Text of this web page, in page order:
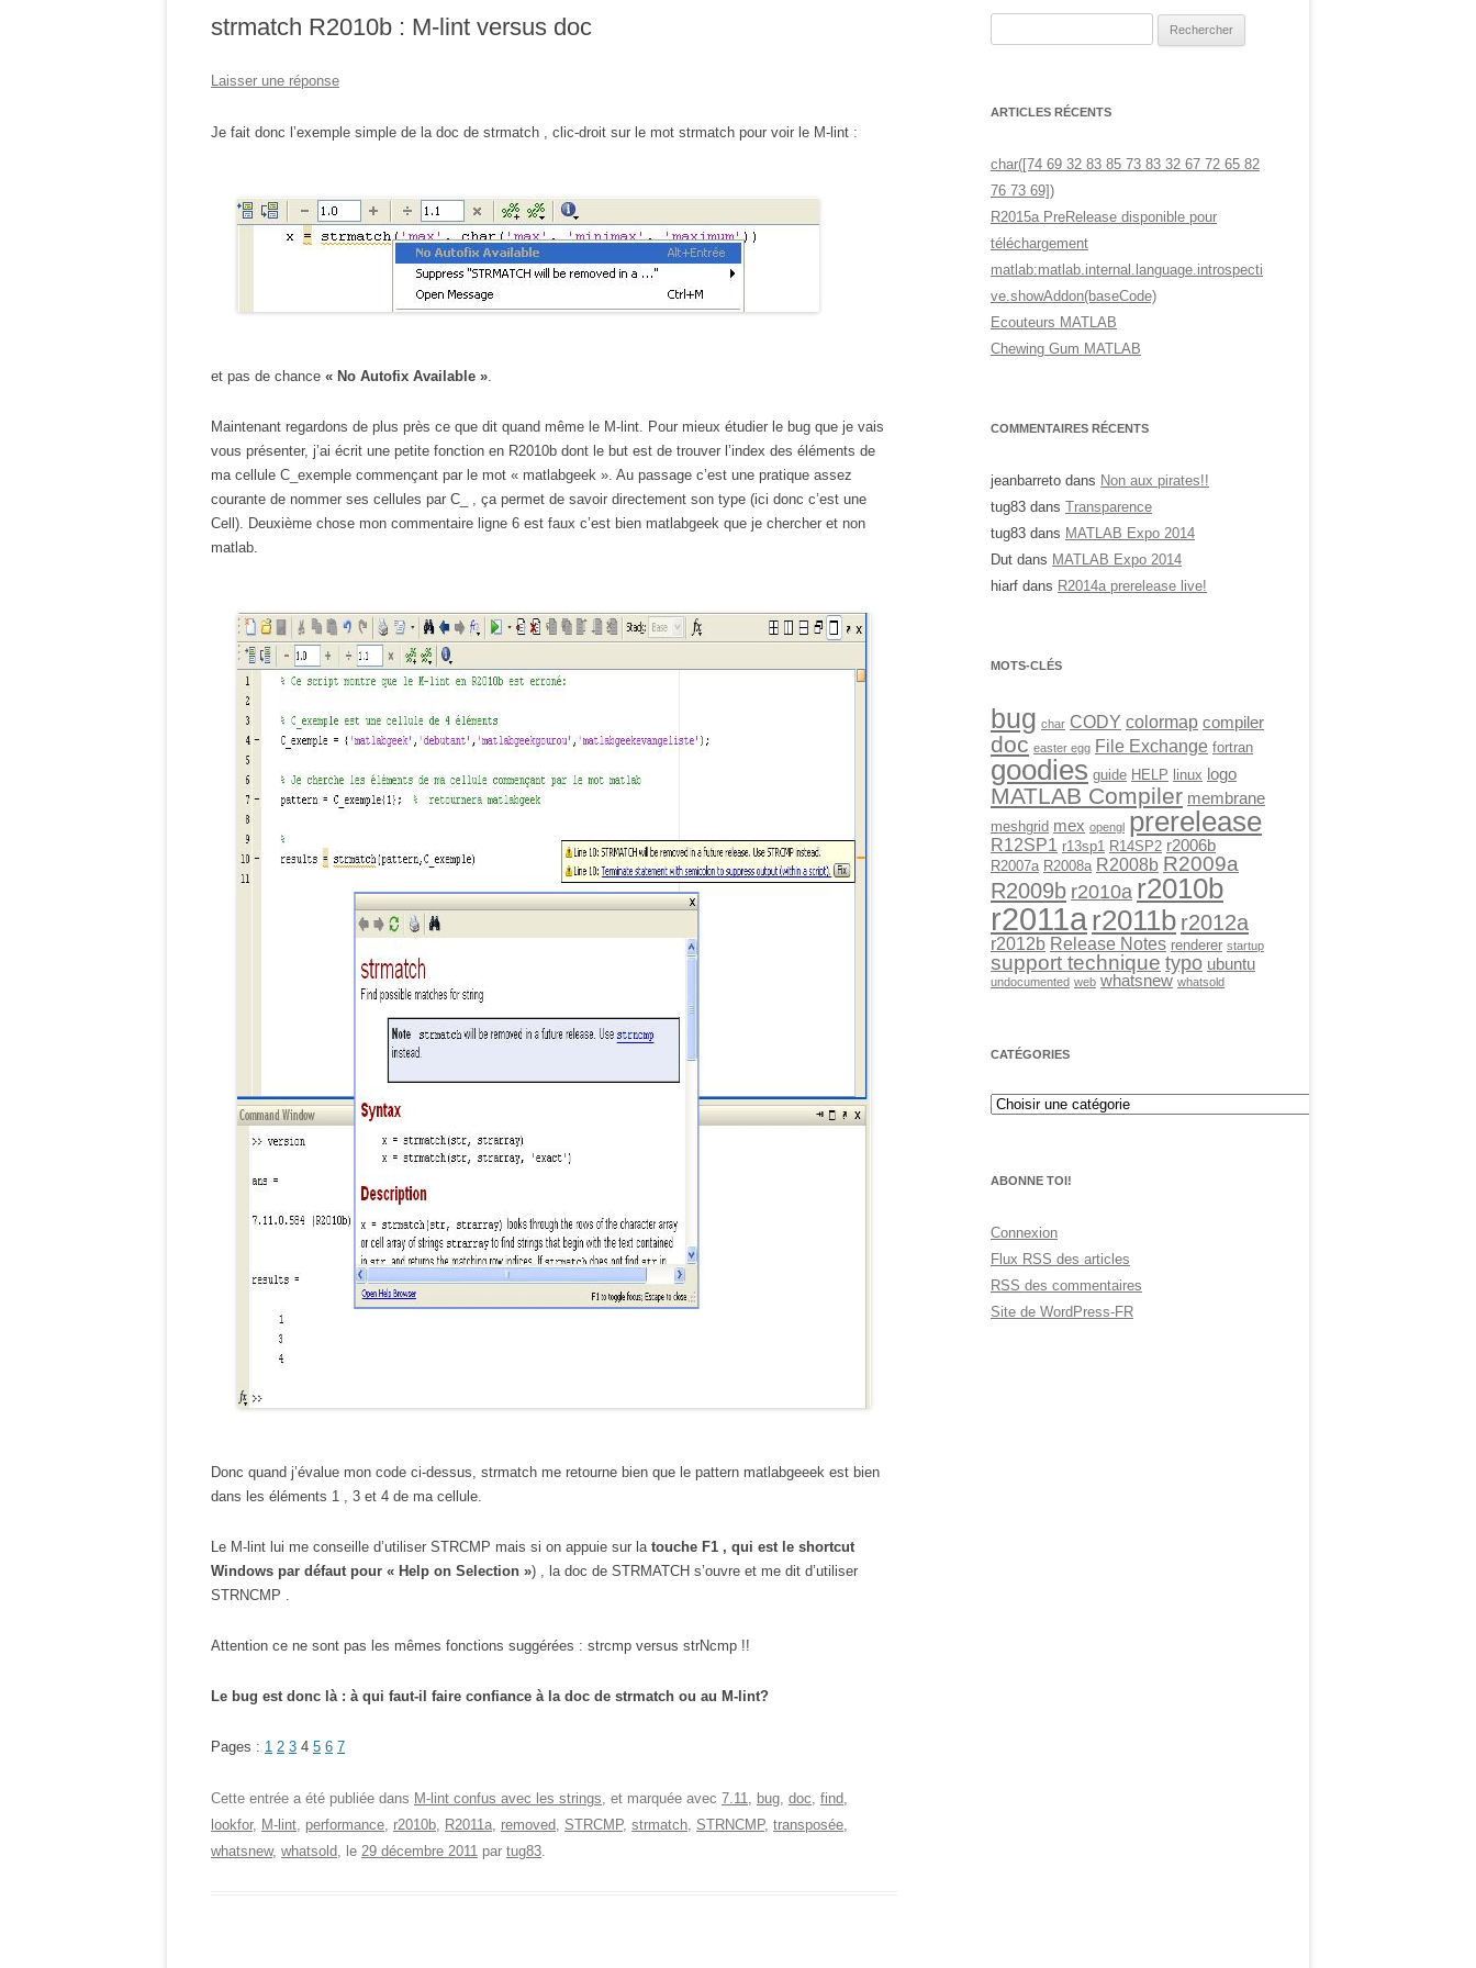
strmatch R2010b : M-lint versus doc
Laisser une réponse
Je fait donc l’exemple simple de la doc de strmatch , clic-droit sur le mot strmatch pour voir le M-lint :
et pas de chance « No Autofix Available ».
Maintenant regardons de plus près ce que dit quand même le M-lint. Pour mieux étudier le bug que je vais
vous présenter, j’ai écrit une petite fonction en R2010b dont le but est de trouver l’index des éléments de
ma cellule C_exemple commençant par le mot « matlabgeek ». Au passage c’est une pratique assez
courante de nommer ses cellules par C_ , ça permet de savoir directement son type (ici donc c’est une
Cell). Deuxième chose mon commentaire ligne 6 est faux c’est bien matlabgeek que je chercher et non
matlab.
Donc quand j’évalue mon code ci-dessus, strmatch me retourne bien que le pattern matlabgeeek est bien
dans les éléments 1 , 3 et 4 de ma cellule.
Le M-lint lui me conseille d’utiliser STRCMP mais si on appuie sur la touche F1 , qui est le shortcut
Windows par défaut pour « Help on Selection ») , la doc de STRMATCH s’ouvre et me dit d’utiliser
STRNCMP .
Attention ce ne sont pas les mêmes fonctions suggérées : strcmp versus strNcmp !!
Le bug est donc là : à qui faut-il faire confiance à la doc de strmatch ou au M-lint?
Pages : 1 2 3 4 5 6 7
Cette entrée a été publiée dans M-lint confus avec les strings, et marquée avec 7.11, bug, doc, find,
lookfor, M-lint, performance, r2010b, R2011a, removed, STRCMP, strmatch, STRNCMP, transposée,
whatsnew, whatsold, le 29 décembre 2011 par tug83.
ARTICLES RÉCENTS
char([74 69 32 83 85 73 83 32 67 72 65 82
76 73 69])
R2015a PreRelease disponible pour
téléchargement
matlab:matlab.internal.language.introspecti
ve.showAddon(baseCode)
Ecouteurs MATLAB
Chewing Gum MATLAB
COMMENTAIRES RÉCENTS
jeanbarreto dans Non aux pirates!!
tug83 dans Transparence
tug83 dans MATLAB Expo 2014
Dut dans MATLAB Expo 2014
hiarf dans R2014a prerelease live!
MOTS-CLÉS
bug char CODY colormap compiler
doc easter egg File Exchange fortran
goodies guide HELP linux logo
MATLAB Compiler membrane
meshgrid mex opengl prerelease
R12SP1 r13sp1 R14SP2 r2006b
R2007a R2008a R2008b R2009a
R2009b r2010a r2010b
r2011ar2011b r2012a
r2012b Release Notes renderer startup
support technique typo ubuntu
undocumented web whatsnew whatsold
CATÉGORIES
ABONNE TOI!
Connexion
Flux RSS des articles
RSS des commentaires
Site de WordPress-FR